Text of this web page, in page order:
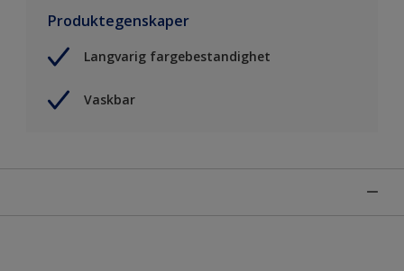
Produktegenskaper
Langvarig fargebestandighet
Vaskbar